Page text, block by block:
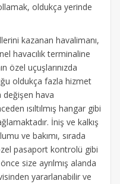
oldukça yerinde
kazanan havalimanı,
havacılık terminaline
özel uçuşlarınızda
oldukça fazla hizmet
değişen hava
ısıltılmış hangar gibi
İniş ve kalkış
ve bakımı, sırada
pasaport kontrolü gibi
size ayrılmış alanda
yararlanabilir ve